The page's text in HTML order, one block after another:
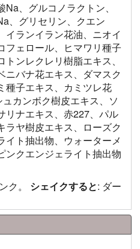
、グルコノラクトン、
、グリセリン、クエン
イランイラン花油、ニオイ
フェロール、ヒマワリ種子
ンレクレリ樹脂エキス、
ニバナ花エキス、ダマスク
種子エキス、カミツレ花
カンボク樹皮エキス、ソ
リナエキス、赤227、パル
ラヤ樹皮エキス、ローズク
イト抽出物、ウォーターメ
ンクエンジェライト抽出物
ク。 シェイクすると: ダー